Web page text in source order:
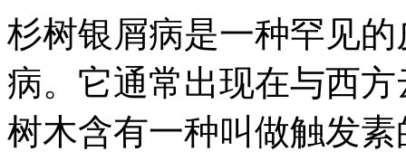
杉树银屑病是一种罕见
病。它通常出现在与西
树木含有一种叫做触发